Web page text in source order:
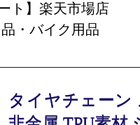
ト】楽天市場店
・バイク用品
タイヤチェーン